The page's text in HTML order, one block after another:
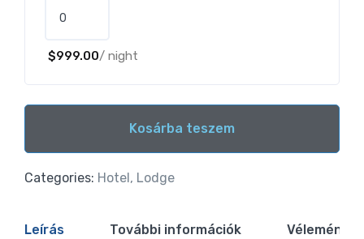
$999.00/ night
Kosárba teszem
Categories: Hotel, Lodge
Leírás További információk